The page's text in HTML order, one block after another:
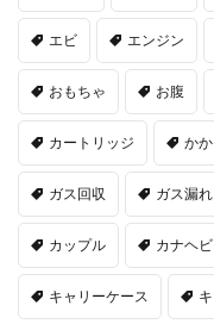
エビ エンジン
おもちゃ お腹
カートリッジ か
ガス回収 ガス漏れ
カップル カナヘビ
キャリーケース